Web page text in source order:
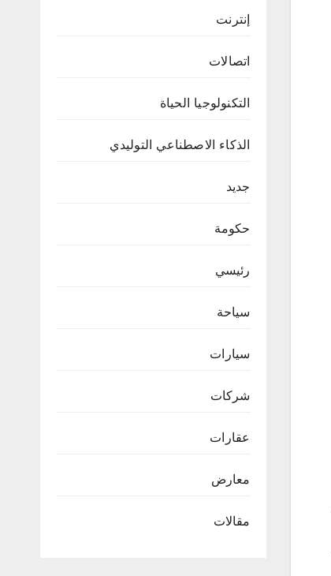
إنترنت
اتصالات
التكنولوجيا الحياة
الذكاء الاصطناعي التوليدي
جديد
حكومة
رئيسي
سياحة
سيارات
شركات
عقارات
معارض
مقالات